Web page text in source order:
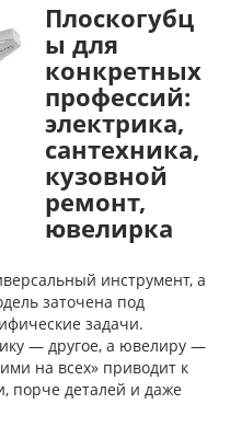
Плоскогубц
ы для
конкретных
профессий:
электрика,
сантехника,
кузовной
ремонт,
ювелирка
инструмент, а
заточена под
задачи.
— другое, а ювелиру —
на всех» приводит к
порче деталей и даже